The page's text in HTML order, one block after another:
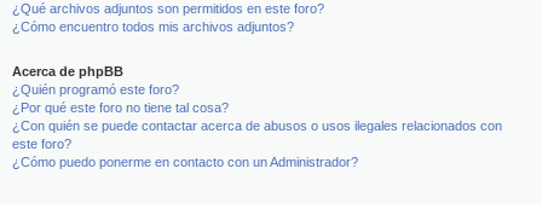
¿Qué archivos adjuntos son permitidos en este foro?
¿Cómo encuentro todos mis archivos adjuntos?
Acerca de phpBB
¿Quién programó este foro?
¿Por qué este foro no tiene tal cosa?
¿Con quién se puede contactar acerca de abusos o usos ilegales relacionados con
este foro?
¿Cómo puedo ponerme en contacto con un Administrador?